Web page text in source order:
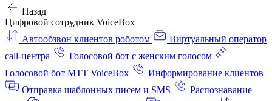
Назад
Цифровой сотрудник VoiceBox
Автообзвон клиентов роботом
Виртуальный оператор
call-центра
Голосовой бот с женским голосом
Голосовой бот МТТ VoiceBox
Информирование клиентов
Отправка шаблонных писем и SMS
Распознавание